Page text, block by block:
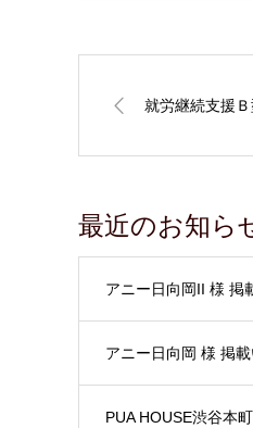
就労継続支援
最近のお知ら
アニー日向岡II 様 掲
アニー日向岡 様 掲載
PUA HOUSE渋谷本